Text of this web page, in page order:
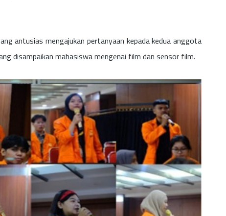
antusias mengajukan pertanyaan kepada kedua anggota
disampaikan mahasiswa mengenai film dan sensor film.